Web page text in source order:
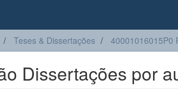
Teses & Dissertações 40001016015P0
Dissertações por